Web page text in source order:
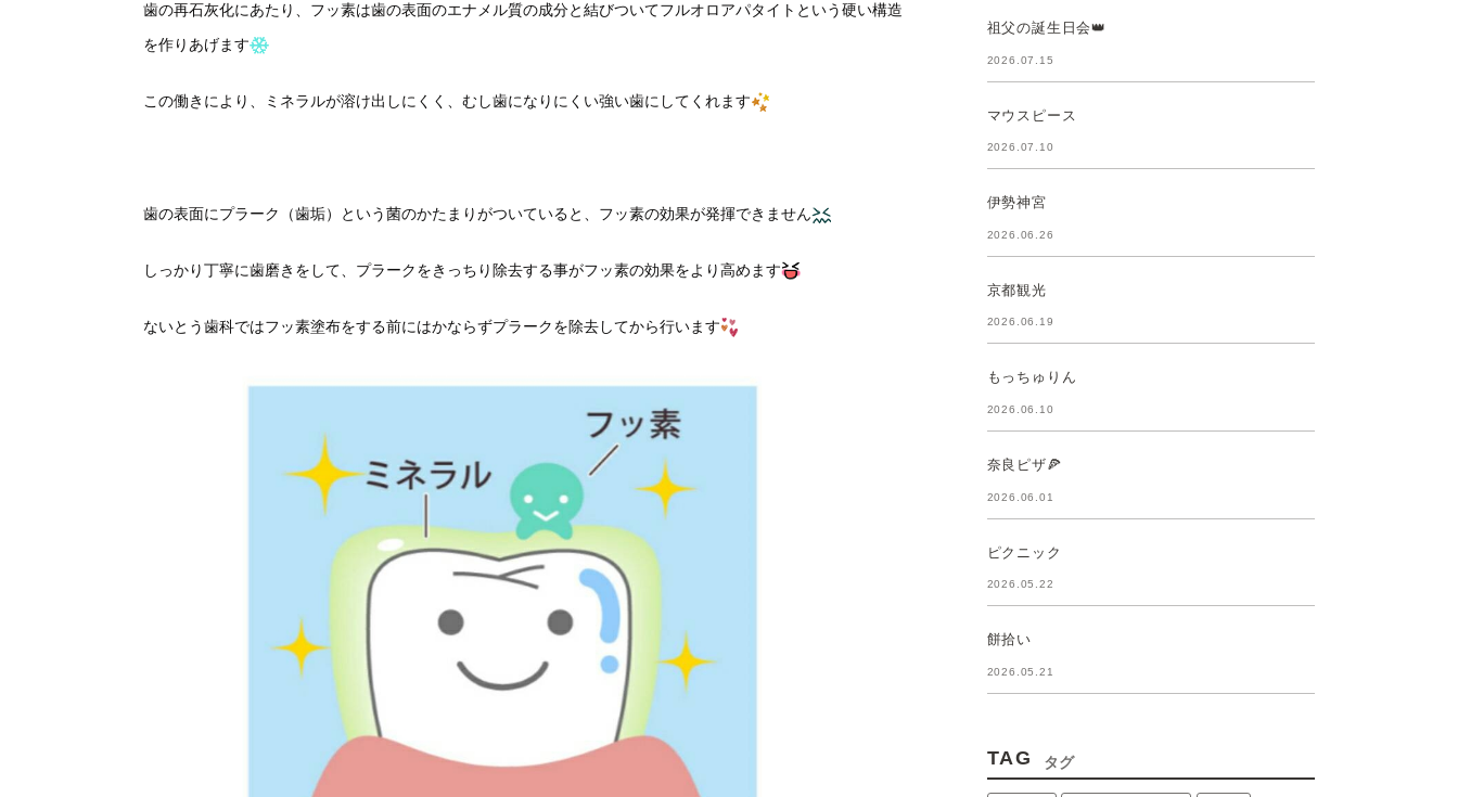
歯の再石灰化にあたり、フッ素は歯の表面のエナメル質の成分と結びついてフルオロアパタイトという硬い構造
を作りあげます
この働きにより、ミネラルが溶け出しにくく、むし歯になりにくい強い歯にしてくれます
歯の表面にプラーク（歯垢）という菌のかたまりがついていると、フッ素の効果が発揮できません
しっかり丁寧に歯磨きをして、プラークをきっちり除去する事がフッ素の効果をより高めます
ないとう歯科ではフッ素塗布をする前にはかならずプラークを除去してから行います
祖父の誕生日会👑
2026.07.15
マウスピース
2026.07.10
伊勢神宮
2026.06.26
京都観光
2026.06.19
もっちゅりん
2026.06.10
奈良ピザ🍕
2026.06.01
ピクニック
2026.05.22
餅拾い
2026.05.21
TAG タグ